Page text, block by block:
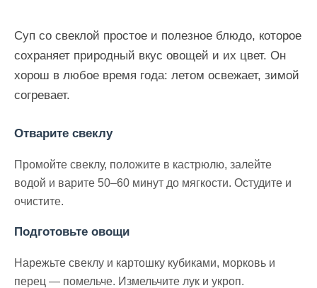
Суп со свеклой простое и полезное блюдо, которое
сохраняет природный вкус овощей и их цвет. Он
хорош в любое время года: летом освежает, зимой
согревает.
Отварите свеклу
Промойте свеклу, положите в кастрюлю, залейте
водой и варите 50–60 минут до мягкости. Остудите и
очистите.
Подготовьте овощи
Нарежьте свеклу и картошку кубиками, морковь и
перец — помельче. Измельчите лук и укроп.